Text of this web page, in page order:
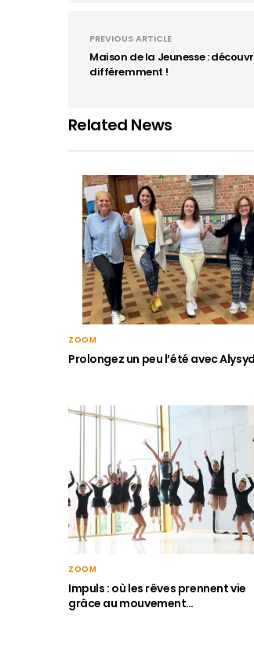
PREVIOUS ARTICLE
Maison de la Jeunesse :
différemment !
Related News
ZOOM
Prolongez un peu l’été avec
ZOOM
Impuls : où les rêves prennent vie
grâce au mouvement…